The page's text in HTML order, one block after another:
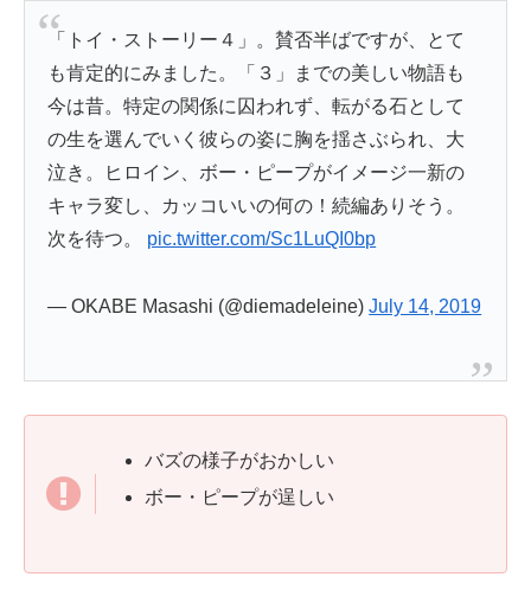
「トイ・ストーリー４」。賛否半ばですが、とて
も肯定的にみました。「３」までの美しい物語も
今は昔。特定の関係に囚われず、転がる石として
の生を選んでいく彼らの姿に胸を揺さぶられ、大
泣き。ヒロイン、ボー・ピープがイメージ一新の
キャラ変し、カッコいいの何の！続編ありそう。
次を待つ。 pic.twitter.com/Sc1LuQI0bp
— OKABE Masashi (@diemadeleine)July 14, 2019
バズの様子がおかしい
ボー・ピープが逞しい